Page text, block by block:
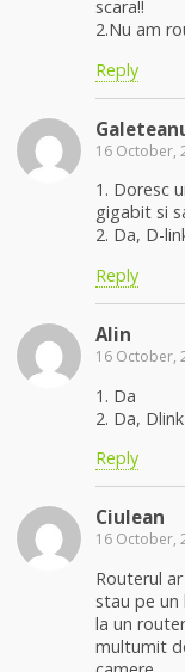
scara!!
2.Nu am
Reply
16 October,
1. Doresc
gigabit si
2. Da, D-
Reply
Alin
16 October,
1. Da
2. Da,
Reply
Ciulean
16 October,
Routerul
stau pe
la un
multumit